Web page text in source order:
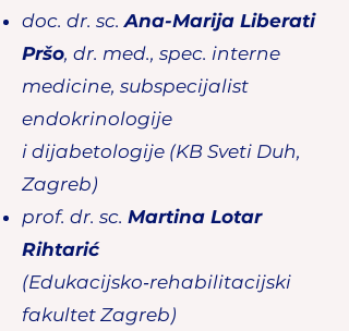
doc. dr. sc.Ana-Marija Liberati
Pršo, dr. med., spec. interne
medicine, subspecijalist
endokrinologije
i dijabetologije (KB Sveti Duh,
Zagreb)
prof. dr. sc. Martina Lotar
Rihtarić
(Edukacijsko‑rehabilitacijski
fakultet Zagreb)